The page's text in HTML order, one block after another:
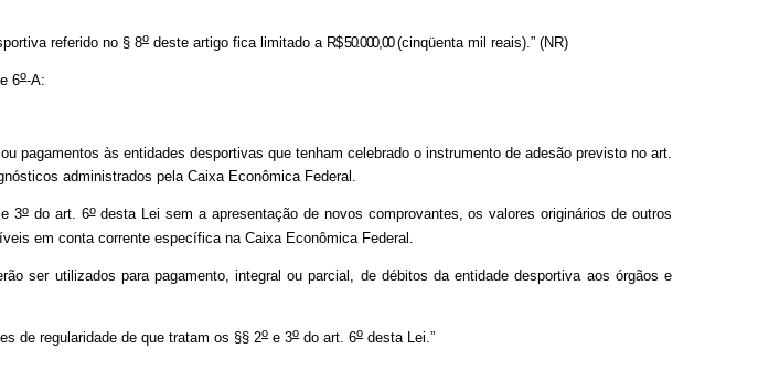
referido no § 8o deste artigo fica limitado a R$ 50.000,00(cinqüenta mil reais).” (NR)
6o-A:
pagamentos às entidades desportivas que tenham celebrado o instrumento de adesão previsto no art.
administrados pela Caixa Econômica Federal.
e 3odo art. 6odesta Lei sem a apresentação de novos comprovantes, os valores originários de outros
em conta corrente específica na Caixa Econômica Federal.
ser utilizados para pagamento, integral ou parcial, de débitos da entidade desportiva aos órgãos e
de regularidade de que tratam os §§ 2o e 3o do art. 6o desta Lei.”